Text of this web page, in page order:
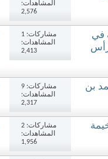
المشاهدات:
2,576
في
مشاركات: 1
المشاهدات:
2,413
بن
مشاركات: 9
المشاهدات:
2,317
مشاركات: 2
المشاهدات:
1,956